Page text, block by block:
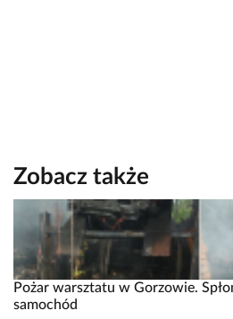
Zobacz także
Pożar warsztatu w Gorzowie.
samochód